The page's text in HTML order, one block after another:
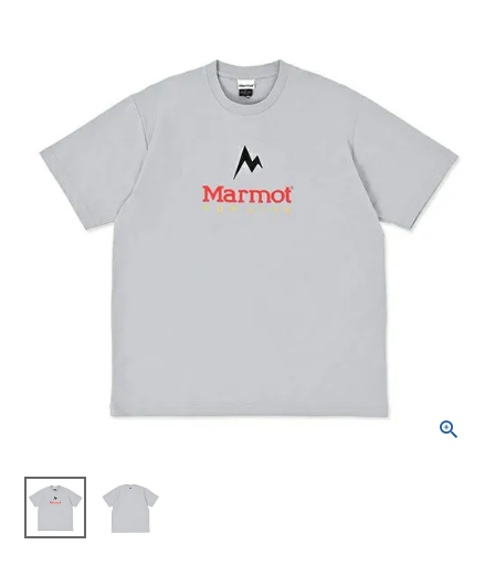
ブランドから選ぶ
SALE品はこちら
INFORMATIOM
特定商取引法